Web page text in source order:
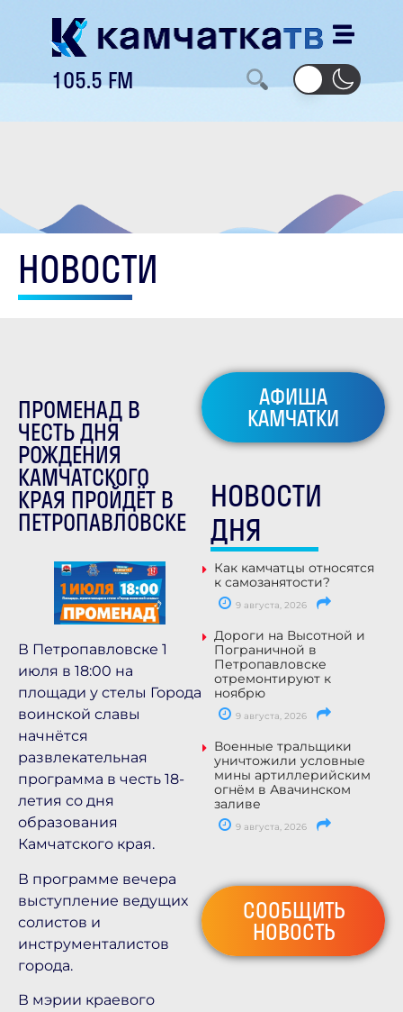
105.5 FM
НОВОСТИ
ПРОМЕНАД В
ЧЕСТЬ ДНЯ
РОЖДЕНИЯ
КАМЧАТСКОГО
КРАЯ ПРОЙДЁТ В
ПЕТРОПАВЛОВСКЕ
В Петропавловске 1
июля в 18:00 на
площади у стелы Города
воинской славы
начнётся
развлекательная
программа в честь 18-
летия со дня
образования
Камчатского края.
В программе вечера
выступление ведущих
солистов и
инструменталистов
города.
В мэрии краевого
АФИША
КАМЧАТКИ
НОВОСТИ
ДНЯ
Как камчатцы относятся
к самозанятости?
9 августа, 2026
Дороги на Высотной и
Пограничной в
Петропавловске
отремонтируют к
ноябрю
9 августа, 2026
Военные тральщики
уничтожили условные
мины артиллерийским
огнём в Авачинском
заливе
9 августа, 2026
СООБЩИТЬ
НОВОСТЬ